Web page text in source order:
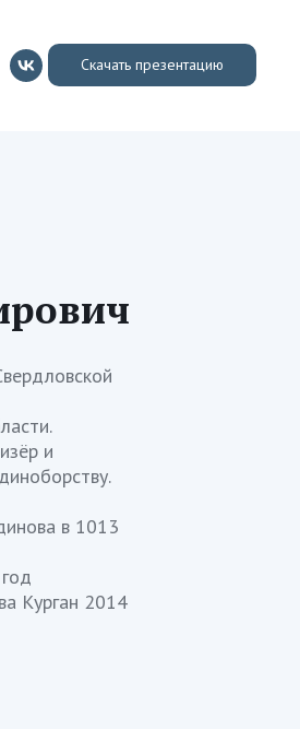
Скачать презентацию
и
в 1013
Курган 2014